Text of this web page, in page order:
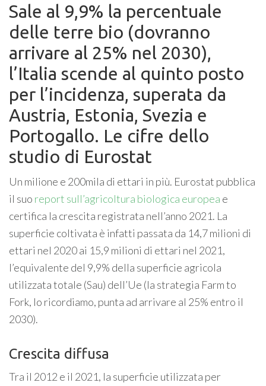
Sale al 9,9% la percentuale
delle terre bio (dovranno
arrivare al 25% nel 2030),
l’Italia scende al quinto posto
per l’incidenza, superata da
Austria, Estonia, Svezia e
Portogallo. Le cifre dello
studio di Eurostat
Un milione e 200mila di ettari in più. Eurostat pubblica
il suo report sull’agricoltura biologica europea e
certifica la crescita registrata nell’anno 2021. La
superficie coltivata è infatti passata da 14,7 milioni di
ettari nel 2020 ai 15,9 milioni di ettari nel 2021,
l’equivalente del 9,9% della superficie agricola
utilizzata totale (Sau) dell’Ue (la strategia Farm to
Fork, lo ricordiamo, punta ad arrivare al 25% entro il
2030).
Crescita diffusa
Tra il 2012 e il 2021, la superficie utilizzata per